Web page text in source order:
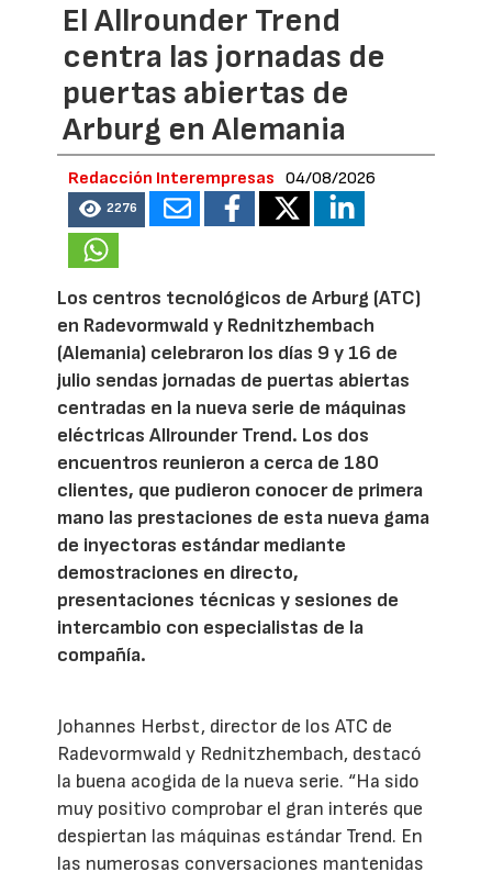
El Allrounder Trend
centra las jornadas de
puertas abiertas de
Arburg en Alemania
Redacción Interempresas 04/08/2026
2276
Los centros tecnológicos de Arburg (ATC)
en Radevormwald y Rednitzhembach
(Alemania) celebraron los días 9 y 16 de
julio sendas jornadas de puertas abiertas
centradas en la nueva serie de máquinas
eléctricas Allrounder Trend. Los dos
encuentros reunieron a cerca de 180
clientes, que pudieron conocer de primera
mano las prestaciones de esta nueva gama
de inyectoras estándar mediante
demostraciones en directo,
presentaciones técnicas y sesiones de
intercambio con especialistas de la
compañía.
Johannes Herbst, director de los ATC de
Radevormwald y Rednitzhembach, destacó
la buena acogida de la nueva serie. “Ha sido
muy positivo comprobar el gran interés que
despiertan las máquinas estándar Trend. En
las numerosas conversaciones mantenidas